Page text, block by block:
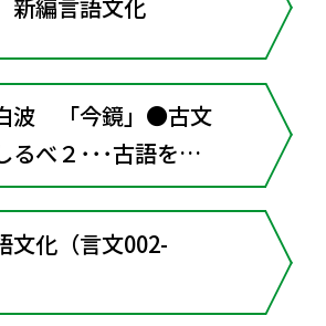
編言語文化
波 「今鏡」●古文
るべ２･･･古語を調
に
文化（言文002-